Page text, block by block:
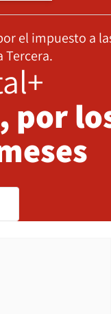
el impuesto a
Tercera.
por